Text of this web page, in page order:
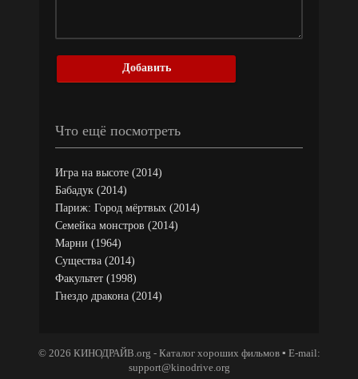
Добавить
Что ещё посмотреть
Игра на высоте (2014)
Бабадук (2014)
Париж: Город мёртвых (2014)
Семейка монстров (2014)
Марни (1964)
Существа (2014)
Факультет (1998)
Гнездо дракона (2014)
© 2026 КИНОДРАЙВ.org - Каталог хороших фильмов ▪ E-mail:
support@kinodrive.org